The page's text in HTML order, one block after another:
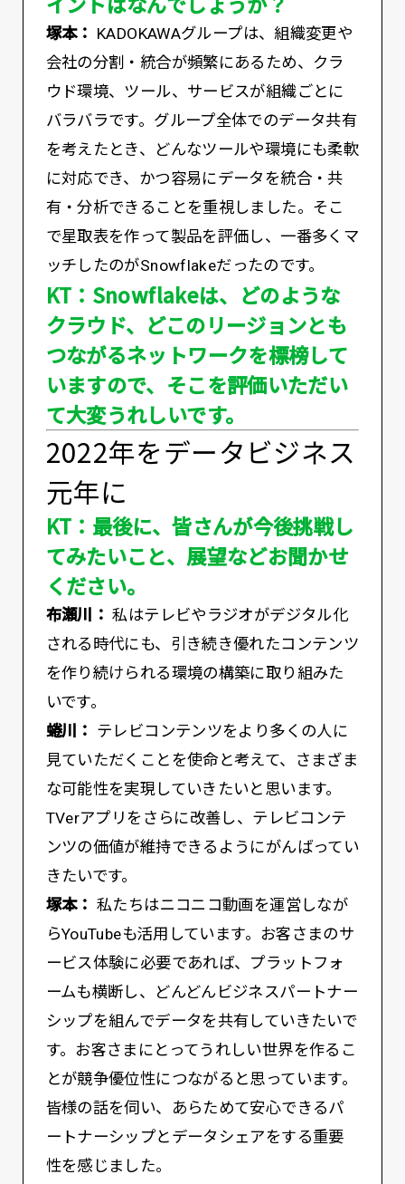
塚本： KADOKAWAグループは、組織変更や
会社の分割・統合が頻繁にあるため、クラ
ウド環境、ツール、サービスが組織ごとに
バラバラです。グループ全体でのデータ共有
を考えたとき、どんなツールや環境にも柔軟
に対応でき、かつ容易にデータを統合・共
有・分析できることを重視しました。そこ
で星取表を作って製品を評価し、一番多くマ
ッチしたのがSnowflakeだったのです。
KT：Snowflakeは、どのような
クラウド、どこのリージョンとも
つながるネットワークを標榜して
いますので、そこを評価いただい
て大変うれしいです。
2022年をデータビジネス
元年に
KT：最後に、皆さんが今後挑戦し
てみたいこと、展望などお聞かせ
ください。
布瀬川： 私はテレビやラジオがデジタル化
される時代にも、引き続き優れたコンテンツ
を作り続けられる環境の構築に取り組みた
いです。
蜷川： テレビコンテンツをより多くの人に
見ていただくことを使命と考えて、さまざま
な可能性を実現していきたいと思います。
TVerアプリをさらに改善し、テレビコンテ
ンツの価値が維持できるようにがんばってい
きたいです。
塚本： 私たちはニコニコ動画を運営しなが
らYouTubeも活用しています。お客さまのサ
ービス体験に必要であれば、プラットフォ
ームも横断し、どんどんビジネスパートナー
シップを組んでデータを共有していきたいで
す。お客さまにとってうれしい世界を作るこ
とが競争優位性につながると思っています。
皆様の話を伺い、あらためて安心できるパ
ートナーシップとデータシェアをする重要
性を感じました。